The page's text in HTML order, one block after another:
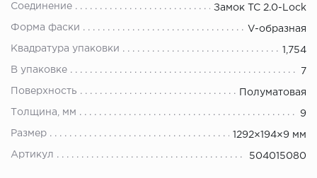
Соединение Замок TC 2.0-Lock
Форма фаски V-образная
Квадратура упаковки 1,754
В упаковке 7
Поверхность Полуматовая
Толщина, мм 9
Размер 1292×194×9 мм
Артикул 504015080